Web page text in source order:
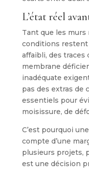
L’état réel
Tant que les
conditions
affaibli, des traces
membrane
inadéquate
pas des extras de
essentiels pour
moisissure, de
C’est pourquoi
compte d’une
plusieurs projets,
est une décision